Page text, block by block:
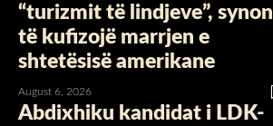
“turizmit të lindjeve”, synon
të kufizojë marrjen e
shtetësisë amerikane
August 6, 2026
Abdixhiku kandidat i LDK-